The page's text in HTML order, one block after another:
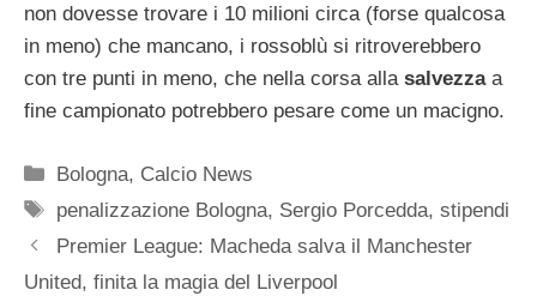
non dovesse trovare i 10 milioni circa (forse qualcosa
in meno) che mancano, i rossoblù si ritroverebbero
con tre punti in meno, che nella corsa alla salvezza a
fine campionato potrebbero pesare come un macigno.
Categorie
Bologna, Calcio News
Tag
penalizzazione Bologna, Sergio Porcedda,stipendi
Premier League: Macheda salva il Manchester
United, finita la magia del Liverpool